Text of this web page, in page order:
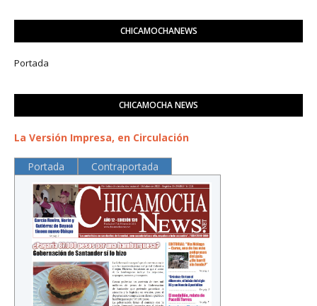
CHICAMOCHANEWS
Portada
CHICAMOCHA NEWS
La Versión Impresa, en Circulación
Portada Contraportada